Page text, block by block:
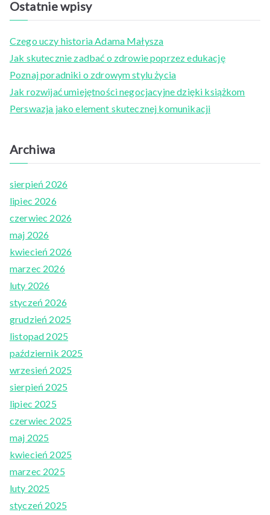
Ostatnie wpisy
Czego uczy historia Adama Małysza
Jak skutecznie zadbać o zdrowie poprzez edukację
Poznaj poradniki o zdrowym stylu życia
Jak rozwijać umiejętności negocjacyjne dzięki książkom
Perswazja jako element skutecznej komunikacji
Archiwa
sierpień 2026
lipiec 2026
czerwiec 2026
maj 2026
kwiecień 2026
marzec 2026
luty 2026
styczeń 2026
grudzień 2025
listopad 2025
październik 2025
wrzesień 2025
sierpień 2025
lipiec 2025
czerwiec 2025
maj 2025
kwiecień 2025
marzec 2025
luty 2025
styczeń 2025